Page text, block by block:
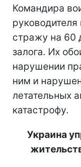
Командира
стражу на 60
залога. Их
нарушении
ним и
летательных
катастрофу.
Украина